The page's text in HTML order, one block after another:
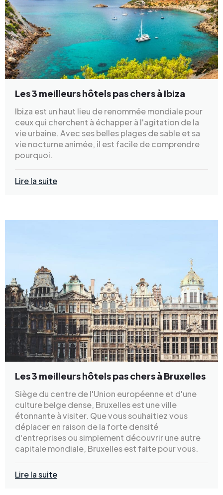
Les 3 meilleurs hôtels pas chers à Ibiza
Ibiza est un haut lieu de renommée mondiale pour
ceux qui cherchent à échapper à l'agitation de la
vie urbaine. Avec ses belles plages de sable et sa
vie nocturne animée, il est facile de comprendre
pourquoi.
Lire la suite
Les 3 meilleurs hôtels pas chers à Bruxelles
Siège du centre de l'Union européenne et d'une
culture belge dense, Bruxelles est une ville
étonnante à visiter. Que vous souhaitiez vous
déplacer en raison de la forte densité
d'entreprises ou simplement découvrir une autre
capitale mondiale, Bruxelles est faite pour vous.
Lire la suite